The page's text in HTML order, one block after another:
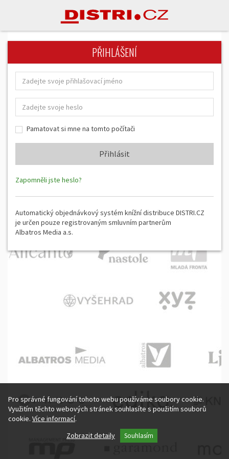
Pro správné fungování tohoto webu používáme soubory cookie.
Využitím těchto webových stránek souhlasíte s použitím souborů
cookie. Více informací.
Zobrazit detaily Souhlasím
PŘIHLÁŠENÍ
Pamatovat si mne na tomto počítači
Zapomněli jste heslo?
Automatický objednávkový systém knížní distribuce DISTRI.CZ
je určen pouze registrovaným smluvním partnerům
Albatros Media a.s.